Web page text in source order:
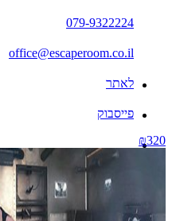
079-9322224
office@escaperoom.co.il
לאתר
פייסבוק
₪320